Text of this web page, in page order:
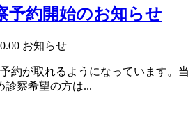
予約開始のお知らせ
お知らせ
約が取れるようになっています。当
診察希望の方は...